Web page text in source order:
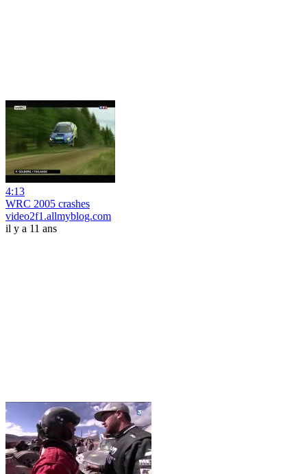
4:13
WRC 2005 crashes
video2f1.allmyblog.com
il y a 11 ans